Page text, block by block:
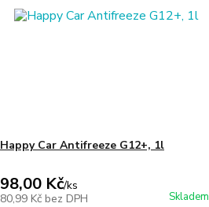
Happy Car Antifreeze G12+, 1l
98,00 Kč/ks
80,99 Kč bez DPH Skladem